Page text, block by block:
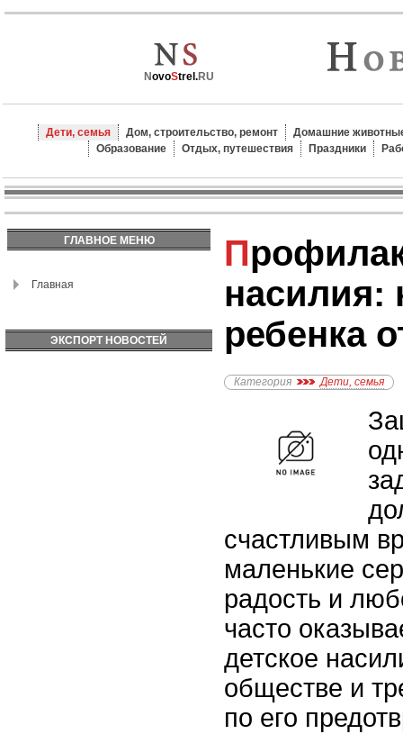
NovoStrel.RU
Дети, семья Дом, строительство, ремонт
Домашние
Образование
Отдых, путешествия Праздники
ГЛАВНОЕ МЕНЮ
Главная
ЭКСПОРТ НОВОСТЕЙ
Профилактика детского
насилия:
ребенка
Категория Дети, семья
счастливым
маленькие
радость и
часто
детское
обществе и
по его